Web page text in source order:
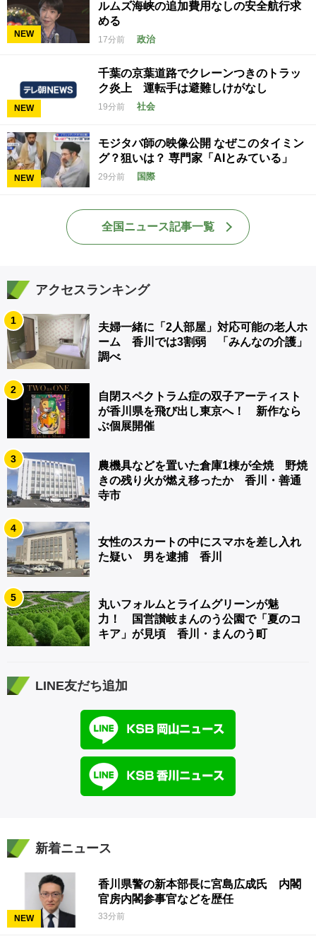
NEW
ルムズ海峡の追加費用なしの安全航行求
める
17分前 政治
NEW
千葉の京葉道路でクレーンつきのトラッ
ク炎上 運転手は避難しけがなし
19分前 社会
NEW
モジタバ師の映像公開 なぜこのタイミン
グ？狙いは？ 専門家「AIとみている」
29分前 国際
全国ニュース記事一覧
アクセスランキング
1
夫婦一緒に「2人部屋」対応可能の老人ホ
ーム 香川では3割弱 「みんなの介護」
調べ
2
自閉スペクトラム症の双子アーティスト
が香川県を飛び出し東京へ！ 新作なら
ぶ個展開催
3
農機具などを置いた倉庫1棟が全焼 野焼
きの残り火が燃え移ったか 香川・善通
寺市
4
女性のスカートの中にスマホを差し入れ
た疑い 男を逮捕 香川
5
丸いフォルムとライムグリーンが魅
力！ 国営讃岐まんのう公園で「夏のコ
キア」が見頃 香川・まんのう町
LINE友だち追加
新着ニュース
NEW
香川県警の新本部長に宮島広成氏 内閣
官房内閣参事官などを歴任
33分前